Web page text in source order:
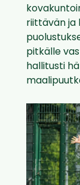
riittävän ja
pitkälle
hallitusti